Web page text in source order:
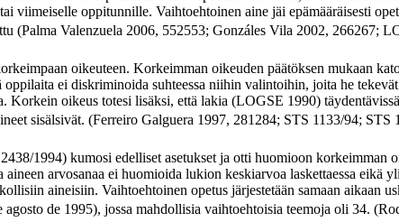
viimeiselle oppitunnille. Vaihtoehtoinen aine jäi epämääräisesti
(Palma Valenzuela 2006, 552553; Gonzáles Vila 2002, 266267;
oikeuteen. Korkeimman oikeuden päätöksen mukaan
oppilaita ei diskriminoida suhteessa niihin valintoihin, joita he
Korkein oikeus totesi lisäksi, että lakia (LOGSE 1990)
sisälsivät. (Ferreiro Galguera 1997, 281284; STS 1133/94;
1994) kumosi edelliset asetukset ja otti huomioon korkeimman
aineen arvosanaa ei huomioida lukion keskiarvoa laskettaessa
aineisiin. Vaihtoehtoinen opetus järjestetään samaan aikaan
agosto de 1995), jossa mahdollisia vaihtoehtoisia teemoja oli 34.